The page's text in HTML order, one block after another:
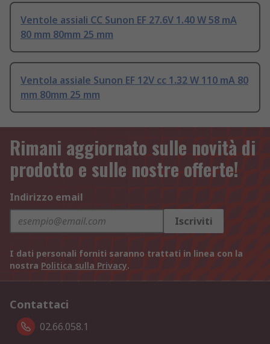
Ventole assiali CC Sunon EF 27.6V 1.40 W 58 mA
80 mm 80mm 25 mm
Ventola assiale Sunon EF 12V cc 1.32 W 110 mA 80
mm 80mm 25 mm
Rimani aggiornato sulle novità di
prodotto e sulle nostre offerte!
Indirizzo email
Iscriviti
I dati personali forniti saranno trattati in linea con la
nostra Politica sulla Privacy.
Contattaci
02.66.058.1